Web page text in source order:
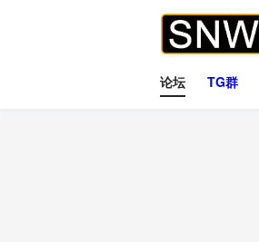
论坛 TG群